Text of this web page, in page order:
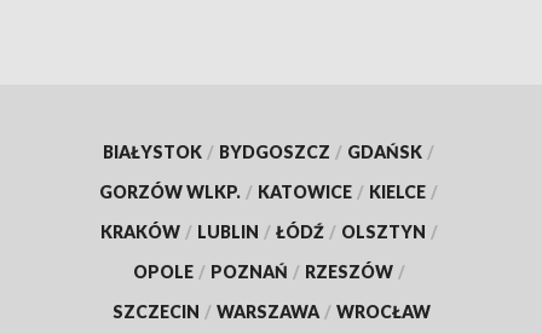
BIAŁYSTOK / BYDGOSZCZ / GDAŃSK /
GORZÓW WLKP. / KATOWICE / KIELCE /
KRAKÓW / LUBLIN / ŁÓDŹ / OLSZTYN /
OPOLE / POZNAŃ / RZESZÓW /
SZCZECIN / WARSZAWA / WROCŁAW